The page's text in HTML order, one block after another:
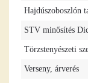
Hajdúszoboszlón
STV minősítés
Törzstenyészeti
Verseny, árverés